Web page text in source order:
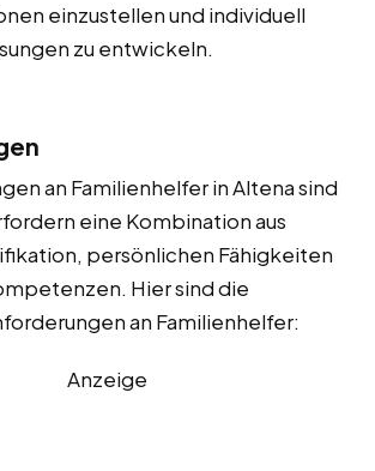
einzustellen und individuell
zu entwickeln.
an Familienhelfer in Altena sind
eine Kombination aus
persönlichen Fähigkeiten
Hier sind die
an Familienhelfer:
Anzeige